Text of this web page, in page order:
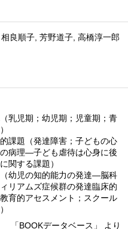
良順子, 芳野道子, 高橋淳一郎
乳児期；幼児期；児童期；青
課題（発達障害；子どもの心
病理—子ども虐待は心身に後
関する課題）
幼児の知的能力の発達—脳科
リアムズ症候群の発達臨床的
育的アセスメント；スクール
「BOOKデータベース」 より